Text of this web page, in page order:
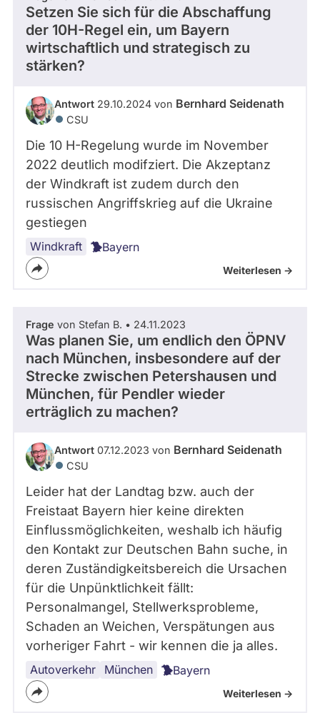
Setzen Sie sich für die Abschaffung
der 10H-Regel ein, um Bayern
wirtschaftlich und strategisch zu
stärken?
Antwort 29.10.2024 von Bernhard Seidenath
CSU
Die 10 H-Regelung wurde im November
2022 deutlich modifziert. Die Akzeptanz
der Windkraft ist zudem durch den
russischen Angriffskrieg auf die Ukraine
gestiegen
Windkraft Bayern
Weiterlesen ->
Frage von Stefan B. • 24.11.2023
Was planen Sie, um endlich den ÖPNV
nach München, insbesondere auf der
Strecke zwischen Petershausen und
München, für Pendler wieder
erträglich zu machen?
Antwort 07.12.2023 von Bernhard Seidenath
CSU
Leider hat der Landtag bzw. auch der
Freistaat Bayern hier keine direkten
Einflussmöglichkeiten, weshalb ich häufig
den Kontakt zur Deutschen Bahn suche, in
deren Zuständigkeitsbereich die Ursachen
für die Unpünktlichkeit fällt:
Personalmangel, Stellwerksprobleme,
Schaden an Weichen, Verspätungen aus
vorheriger Fahrt - wir kennen die ja alles.
Autoverkehr München
ÖPNV
Arbeit Bayern
Weiterlesen ->